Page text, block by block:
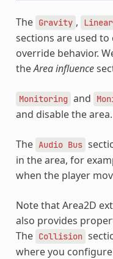
The Gravity , Linear
sections are used
override behavior.
theArea influence
Monitoring and
and disable the area.
The Audio Bus
in the area, for
when the player
Note that Area2D
also provides
The Collision
where you